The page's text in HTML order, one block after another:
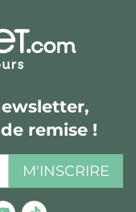
remise !
M'INSCRIRE